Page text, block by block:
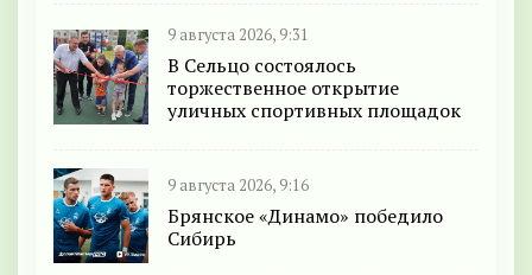
9 августа 2026, 9:31
В Сельцо состоялось
торжественное открытие
уличных спортивных площадок
9 августа 2026, 9:16
Брянское «Динамо» победило
Сибирь